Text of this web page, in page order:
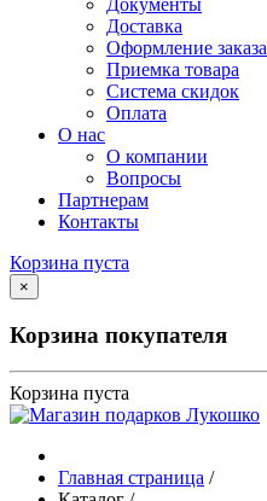
Документы
Доставка
Оформление заказа
Приемка товара
Система скидок
Оплата
О нас
О компании
Вопросы
Партнерам
Контакты
Корзина пуста
×
Корзина покупателя
Корзина пуста
Главная страница /